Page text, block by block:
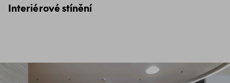
Interiérové stínění